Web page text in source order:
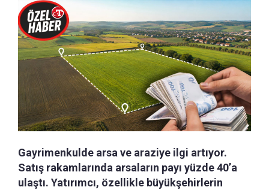
Gayrimenkulde arsa ve araziye ilgi artıyor.
Satış rakamlarında arsaların payı yüzde 40’a
ulaştı. Yatırımcı, özellikle büyükşehirlerin